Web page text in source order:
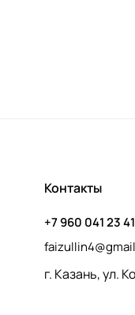
Контакты
+7 960 041 23 41
г. Казань, ул.